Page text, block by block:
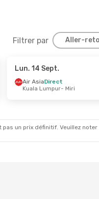
Filtrer par Aller-
Lun. 14 Sept.
Air AsiaDirect
Kuala Lumpur- Miri
un prix définitif. Veuillez